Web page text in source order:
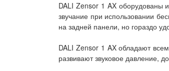
DALI Zensor 1 AX оборудованы
звучание при использовании
на задней панели, но гораздо
DALI Zensor 1 AX обладают
развивают звуковое давление,